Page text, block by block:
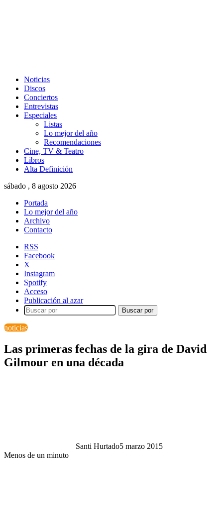
Noticias
Discos
Conciertos
Entrevistas
Especiales
Listas
Lo mejor del año
Recomendaciones
Cine, TV & Teatro
Libros
Alta Definición
sábado , 8 agosto 2026
Portada
Lo mejor del año
Archivo
Contacto
RSS
Facebook
X
Instagram
Spotify
Acceso
Publicación al azar
Buscar por
noticias
Las primeras fechas de la gira de David
Gilmour en una década
Santi Hurtado5 marzo 2015
Menos de un minuto